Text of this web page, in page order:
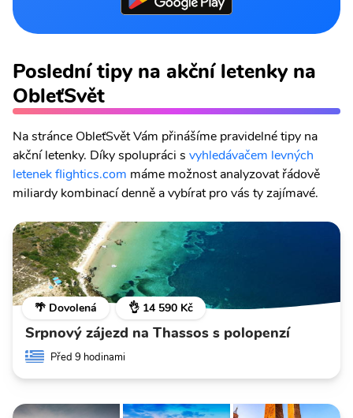
Poslední tipy na akční letenky na
ObleťSvět
Na stránce ObleťSvět Vám přinášíme pravidelné tipy na
akční letenky. Díky spolupráci s vyhledávačem levných
letenek flightics.com máme možnost analyzovat řádově
miliardy kombinací denně a vybírat pro vás ty zajímavé.
🌴 Dovolená 👌 14 590 Kč
Srpnový zájezd na Thassos s polopenzí
Před 9 hodinami